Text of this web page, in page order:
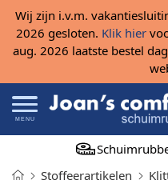
Wij zijn i.v.m.
2026 gesloten. Klik hier
aug. 2026 laatste bestel
MENU
Stoffeerartikelen